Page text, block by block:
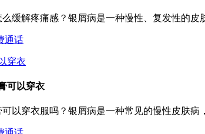
缓解疼痛感？银屑病是一种慢性、复发性的皮
通话
可以穿衣
以穿衣服吗？银屑病是一种常见的慢性皮肤病